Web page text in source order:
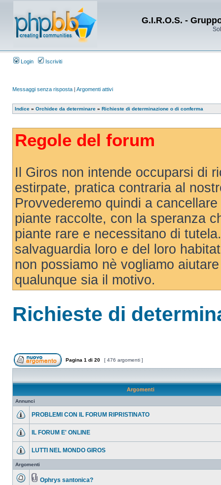
G.I.R.O.S. -
Login Iscriviti
Messaggi senza risposta | Argomenti attivi
Indice » Orchidee da determinare » Richieste di determinazione o di conferma
Regole del forum
Il Giros non intende occuparsi di
estirpate, pratica contraria al
Provvederemo quindi a
piante raccolte, con la speranza
piante rare e necessitano di
salvaguardia loro e del loro
non possiamo nè vogliamo
qualunque sia il motivo.
Richieste di
Pagina 1 di 20 [ 476 argomenti ]
Argomenti
Annunci
PROBLEMI CON IL FORUM RIPRISTINATO
IL FORUM E' ONLINE
LUTTI NEL MONDO GIROS
Argomenti
Ophrys santonica?